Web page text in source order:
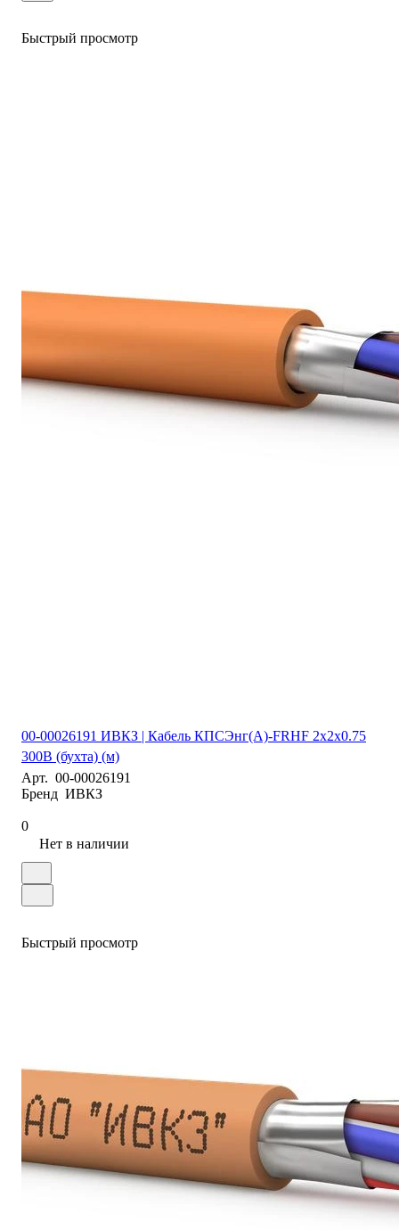
Быстрый просмотр
00-00026191 ИВКЗ | Кабель КПСЭнг(А)-FRHF 2х2х0.75
300В (бухта) (м)
Арт. 00-00026191
Бренд ИВКЗ
0
Нет в наличии
Быстрый просмотр